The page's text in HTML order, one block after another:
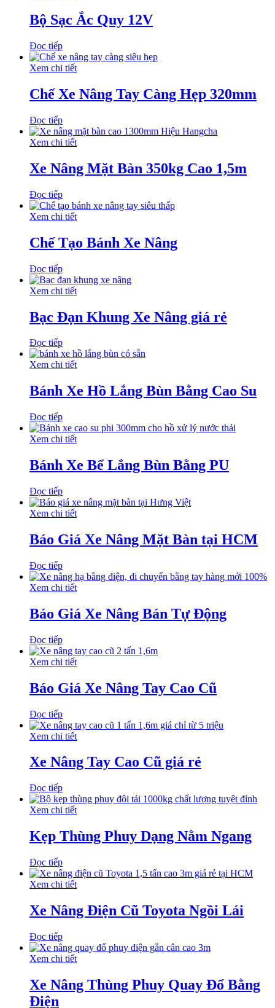
Bộ Sạc Ắc Quy 12V
Đọc tiếp
Xem chi tiết
Chế Xe Nâng Tay Càng Hẹp 320mm
Đọc tiếp
Xem chi tiết
Xe Nâng Mặt Bàn 350kg Cao 1,5m
Đọc tiếp
Xem chi tiết
Chế Tạo Bánh Xe Nâng
Đọc tiếp
Xem chi tiết
Bạc Đạn Khung Xe Nâng giá rẻ
Đọc tiếp
Xem chi tiết
Bánh Xe Hồ Lắng Bùn Bằng Cao Su
Đọc tiếp
Xem chi tiết
Bánh Xe Bể Lắng Bùn Bằng PU
Đọc tiếp
Xem chi tiết
Báo Giá Xe Nâng Mặt Bàn tại HCM
Đọc tiếp
Xem chi tiết
Báo Giá Xe Nâng Bán Tự Động
Đọc tiếp
Xem chi tiết
Báo Giá Xe Nâng Tay Cao Cũ
Đọc tiếp
Xem chi tiết
Xe Nâng Tay Cao Cũ giá rẻ
Đọc tiếp
Xem chi tiết
Kẹp Thùng Phuy Dạng Nằm Ngang
Đọc tiếp
Xem chi tiết
Xe Nâng Điện Cũ Toyota Ngồi Lái
Đọc tiếp
Xem chi tiết
Xe Nâng Thùng Phuy Quay Đổ Bằng
Điện